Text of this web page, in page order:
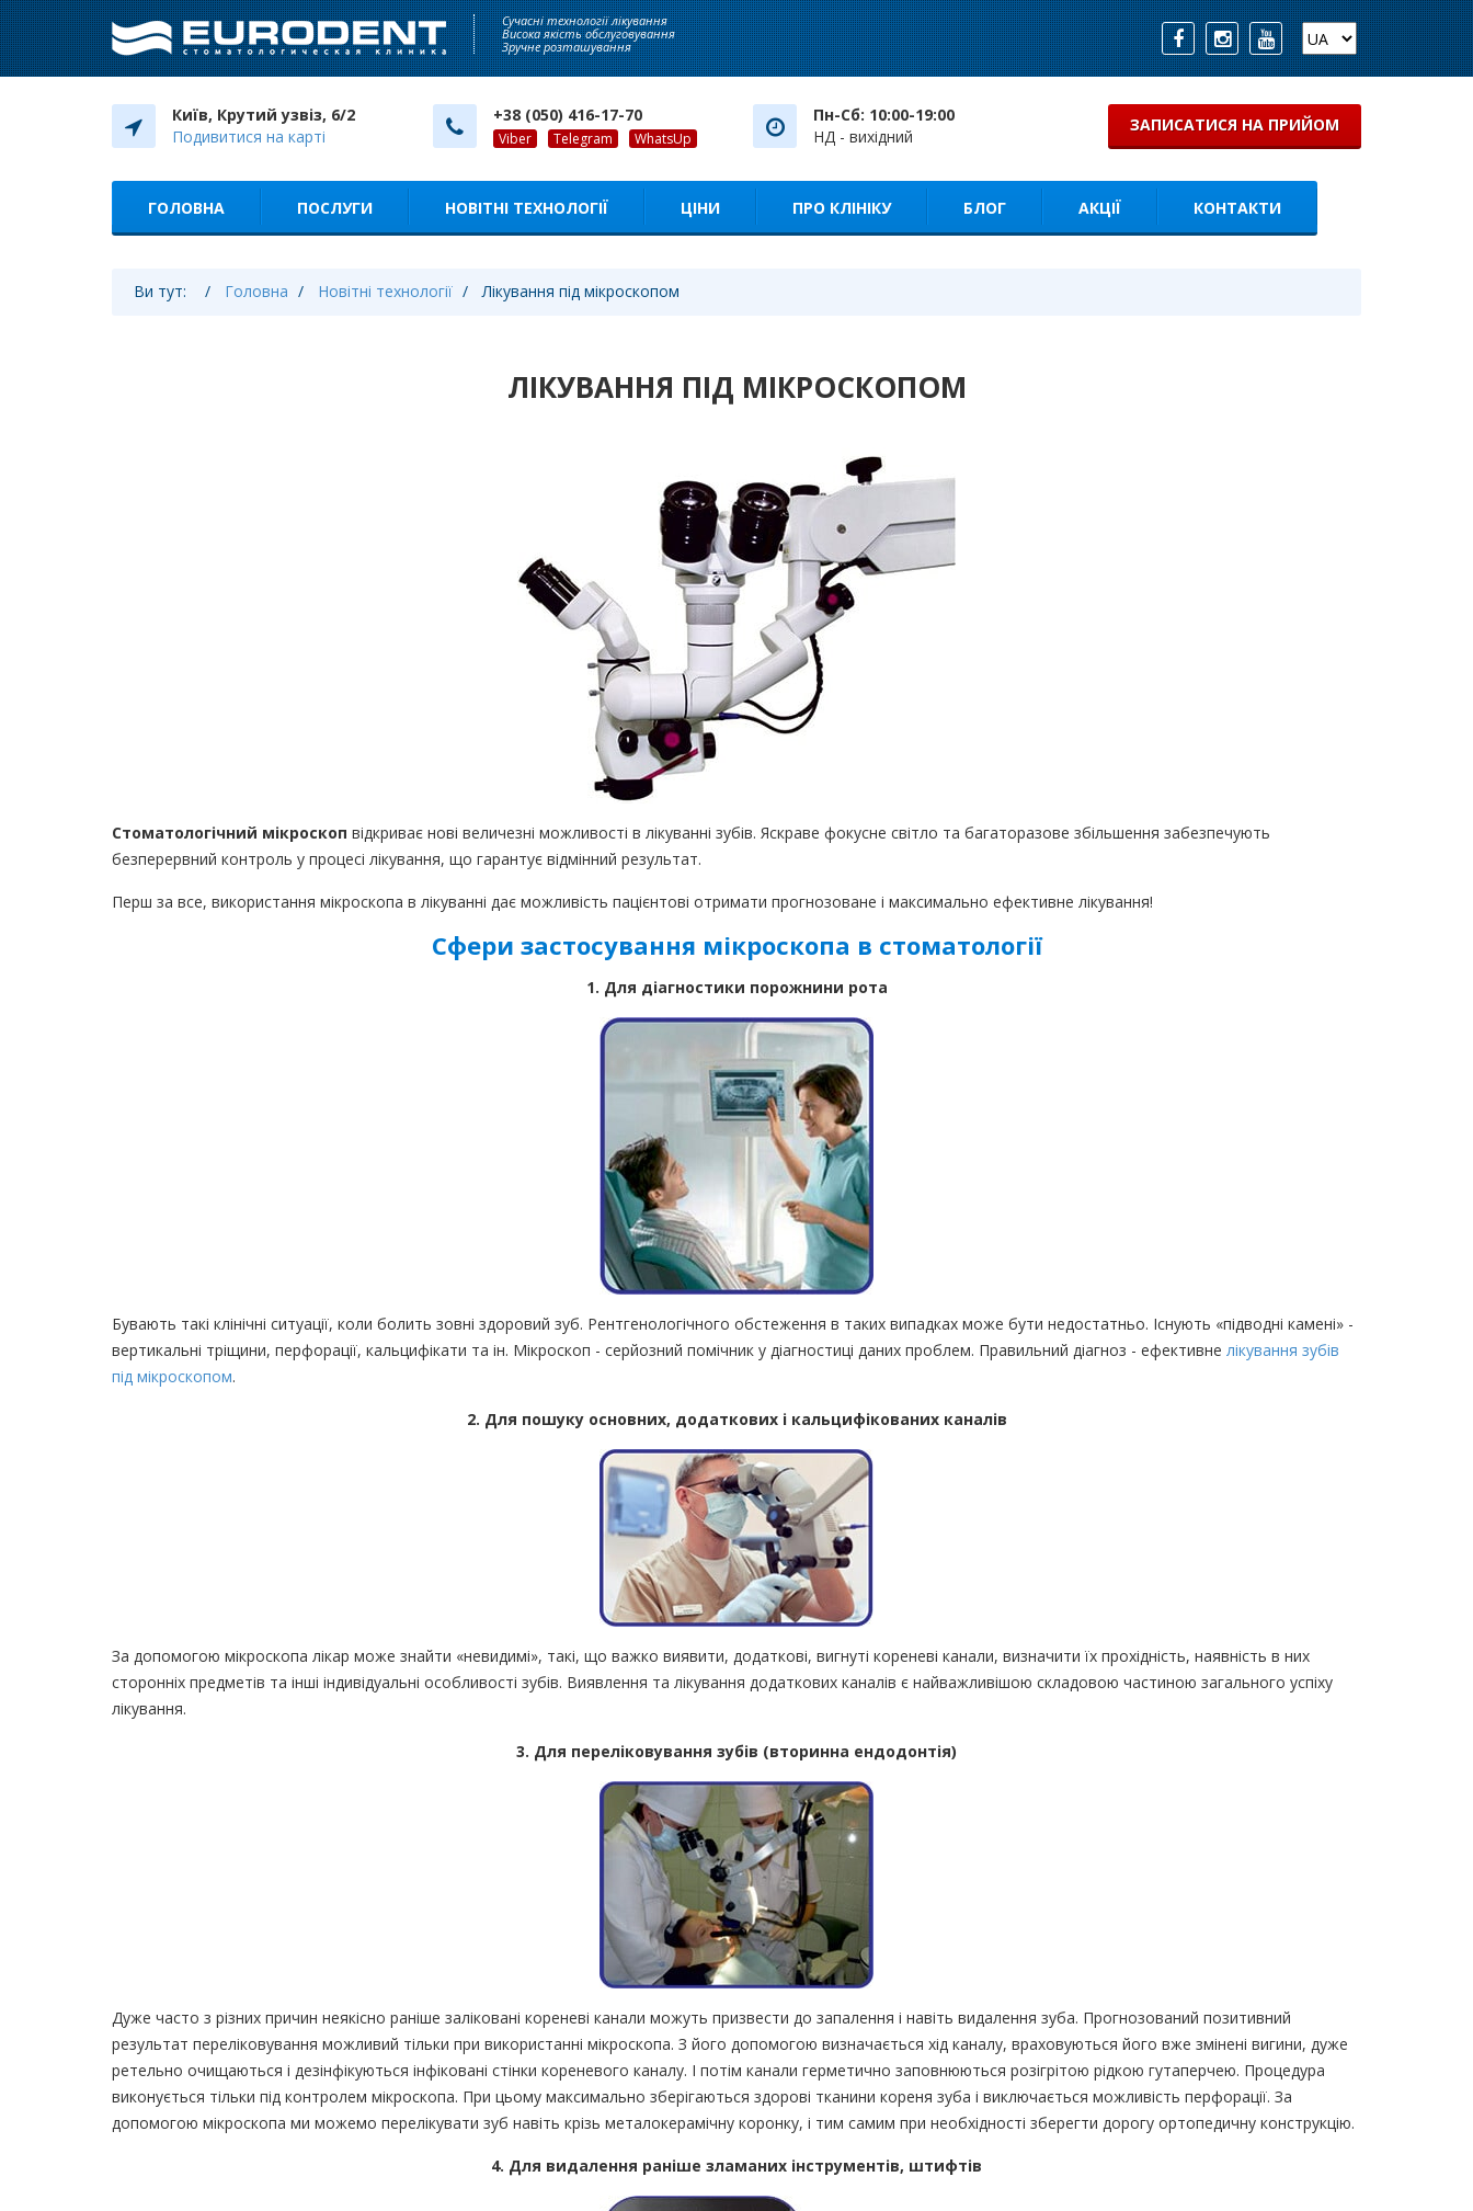
Сучасні технології лікування
Висока якість обслуговування
Зручне розташування
Київ, Крутий узвіз, 6/2
Подивитися на карті
+38 (050) 416-17-70
Viber Telegram WhatsUp
Пн-Сб: 10:00-19:00
НД - вихідний
ЗАПИСАТИСЯ НА ПРИЙОМ
ГОЛОВНА ПОСЛУГИ НОВІТНІ ТЕХНОЛОГІЇ ЦІНИ ПРО КЛІНІКУ БЛОГ АКЦІЇ КОНТАКТИ
Ви тут: Головна Новітні технології Лікування під мікроскопом
ЛІКУВАННЯ ПІД МІКРОСКОПОМ
Стоматологічний мікроскоп відкриває нові величезні можливості в лікуванні зубів. Яскраве фокусне світло та багаторазове збільшення забезпечують
безперервний контроль у процесі лікування, що гарантує відмінний результат.
Перш за все, використання мікроскопа в лікуванні дає можливість пацієнтові отримати прогнозоване і максимально ефективне лікування!
Сфери застосування мікроскопа в стоматології
1. Для діагностики порожнини рота
Бувають такі клінічні ситуації, коли болить зовні здоровий зуб. Рентгенологічного обстеження в таких випадках може бути недостатньо. Існують «підводні камені» -
вертикальні тріщини, перфорації, кальцифікати та ін. Мікроскоп - серйозний помічник у діагностиці даних проблем. Правильний діагноз - ефективне лікування зубів
під мікроскопом.
2. Для пошуку основних, додаткових і кальцифікованих каналів
За допомогою мікроскопа лікар може знайти «невидимі», такі, що важко виявити, додаткові, вигнуті кореневі канали, визначити їх прохідність, наявність в них
сторонніх предметів та інші індивідуальні особливості зубів. Виявлення та лікування додаткових каналів є найважливішою складовою частиною загального успіху
лікування.
3. Для переліковування зубів (вторинна ендодонтія)
Дуже часто з різних причин неякісно раніше заліковані кореневі канали можуть призвести до запалення і навіть видалення зуба. Прогнозований позитивний
результат переліковування можливий тільки при використанні мікроскопа. З його допомогою визначається хід каналу, враховуються його вже змінені вигини, дуже
ретельно очищаються і дезінфікуються інфіковані стінки кореневого каналу. І потім канали герметично заповнюються розігрітою рідкою гутаперчею. Процедура
виконується тільки під контролем мікроскопа. При цьому максимально зберігаються здорові тканини кореня зуба і виключається можливість перфорації. За
допомогою мікроскопа ми можемо перелікувати зуб навіть крізь металокерамічну коронку, і тим самим при необхідності зберегти дорогу ортопедичну конструкцію.
4. Для видалення раніше зламаних інструментів, штифтів